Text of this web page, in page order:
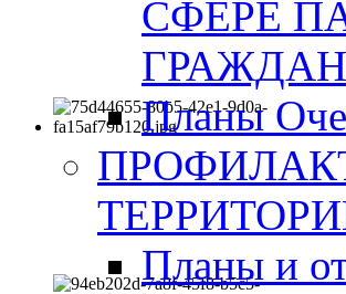
СФЕРЕ
ГРАЖДАН
Планы
Планы и